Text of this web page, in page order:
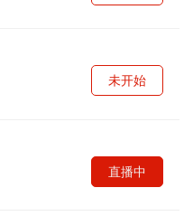
未开始
直播中